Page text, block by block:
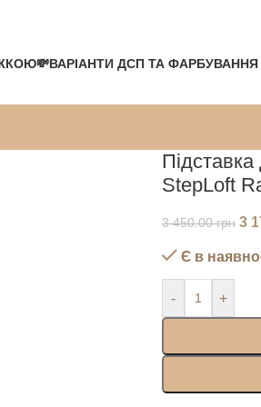
ВАРІАНТИ ДСП ТА
Підставка
StepLoft
3 450.00грн 3
Є в
- +